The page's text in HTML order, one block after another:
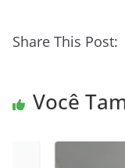
Share This Post:
Você